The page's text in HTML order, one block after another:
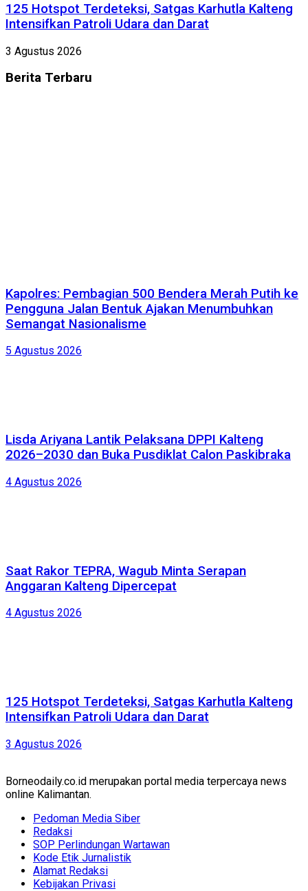
125 Hotspot Terdeteksi, Satgas Karhutla Kalteng
Intensifkan Patroli Udara dan Darat
3 Agustus 2026
Berita Terbaru
Kapolres: Pembagian 500 Bendera Merah Putih ke
Pengguna Jalan Bentuk Ajakan Menumbuhkan
Semangat Nasionalisme
5 Agustus 2026
Lisda Ariyana Lantik Pelaksana DPPI Kalteng
2026–2030 dan Buka Pusdiklat Calon Paskibraka
4 Agustus 2026
Saat Rakor TEPRA, Wagub Minta Serapan
Anggaran Kalteng Dipercepat
4 Agustus 2026
125 Hotspot Terdeteksi, Satgas Karhutla Kalteng
Intensifkan Patroli Udara dan Darat
3 Agustus 2026
Borneodaily.co.id merupakan portal media terpercaya news
online Kalimantan.
Pedoman Media Siber
Redaksi
SOP Perlindungan Wartawan
Kode Etik Jurnalistik
Alamat Redaksi
Kebijakan Privasi